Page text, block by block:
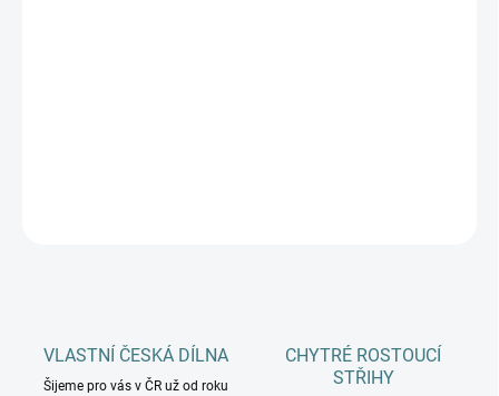
VLASTNÍ ČESKÁ DÍLNA
Šijeme pro vás v ČR už od roku
CHYTRÉ ROSTOUCÍ
STŘIHY